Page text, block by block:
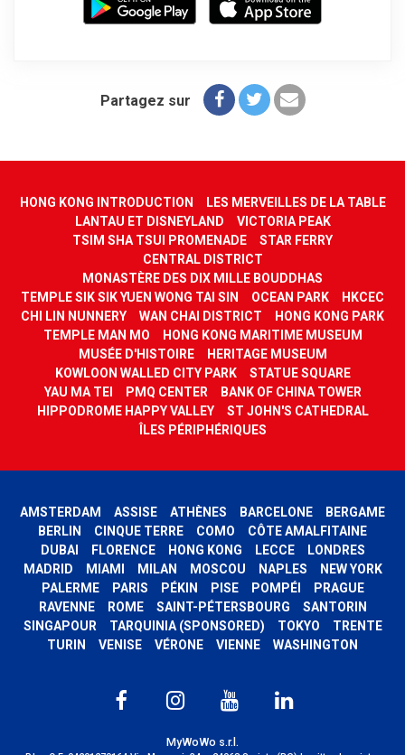
Partagez sur
HONG KONG INTRODUCTION
LES MERVEILLES DE LA TABLE
LANTAU ET DISNEYLAND
VICTORIA PEAK
TSIM SHA TSUI PROMENADE
STAR FERRY
CENTRAL DISTRICT
MONASTÈRE DES DIX MILLE BOUDDHAS
TEMPLE SIK SIK YUEN WONG TAI SIN
OCEAN PARK
HKCEC
CHI LIN NUNNERY
WAN CHAI DISTRICT
HONG KONG PARK
TEMPLE MAN MO
HONG KONG MARITIME MUSEUM
MUSÉE D'HISTOIRE
HERITAGE MUSEUM
KOWLOON WALLED CITY PARK
STATUE SQUARE
YAU MA TEI
PMQ CENTER
BANK OF CHINA TOWER
HIPPODROME HAPPY VALLEY
ST JOHN'S CATHEDRAL
ÎLES PÉRIPHÉRIQUES
AMSTERDAM ASSISE ATHÈNES BARCELONE
BERGAME
BERLIN
CINQUE TERRE COMO
CÔTE AMALFITAINE
DUBAI
FLORENCE HONG KONG LECCE
LONDRES
MADRID
MIAMI MILAN MOSCOU NAPLES
NEW YORK
PALERME
PARIS PÉKIN PISE POMPÉI
PRAGUE
RAVENNE
ROME SAINT-PÉTERSBOURG
SANTORIN
SINGAPOUR
TARQUINIA (SPONSORED) TOKYO
TRENTE
TURIN
VENISE VÉRONE VIENNE WASHINGTON
MyWoWo s.r.l.